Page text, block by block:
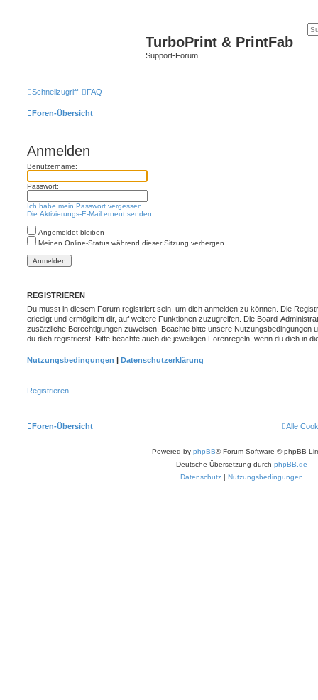
TurboPrint & PrintFab
Support-Forum
Schnellzugriff FAQ
Foren-Übersicht
Anmelden
Benutzername:
Passwort:
Ich habe mein Passwort vergessen
Die Aktivierungs-E-Mail erneut senden
Angemeldet bleiben
Meinen Online-Status während dieser Sitzung verbergen
REGISTRIEREN
Du musst in diesem Forum registriert sein, um dich anmelden zu können. Die
erledigt und ermöglicht dir, auf weitere Funktionen zuzugreifen. Die Board-
zusätzliche Berechtigungen zuweisen. Beachte bitte unsere Nutzungsbedingungen
du dich registrierst. Bitte beachte auch die jeweiligen Forenregeln, wenn du dich in
Nutzungsbedingungen | Datenschutzerklärung
Registrieren
Foren-Übersicht Alle
Powered by phpBB® Forum Software © phpBB
Deutsche Übersetzung durch phpBB.de
Datenschutz | Nutzungsbedingungen